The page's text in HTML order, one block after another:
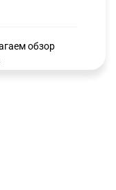
обзор
Халық